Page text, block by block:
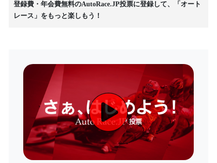
登録費・年会費無料のAutoRace.JP投票に登録して、「オート
レース」をもっと楽しもう！